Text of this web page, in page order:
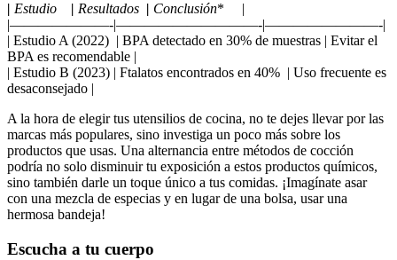
Estudio Resultados Conclusión* ​ ⁢ ‌ ‌ |
|———————-|——————————-|————————-|
| Estudio A (2022) ⁢ | BPA detectado en 30% de muestras | Evitar el
BPA es recomendable |
| Estudio B‌ (2023) | Ftalatos encontrados‌ en‍ 40% ⁤‌ |‌ Uso frecuente es
⁣desaconsejado |
A⁤ la hora ​de​ elegir tus utensilios de cocina, ⁣no te dejes llevar por las
marcas ‌más populares, ​sino investiga un ​poco más sobre los
productos⁤ que usas. Una alternancia entre⁢ métodos de cocción
podría no⁣ solo disminuir‍ tu ⁤exposición a ⁣estos productos químicos,
sino también darle un toque único a tus comidas.‍ ¡Imagínate⁣ asar
con ⁤una mezcla de especias y en lugar de una ‍bolsa, ​usar una
hermosa bandeja!
Escucha a tu​ cuerpo